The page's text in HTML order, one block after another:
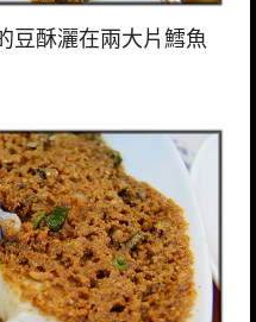
酥灑在兩大片鱈魚